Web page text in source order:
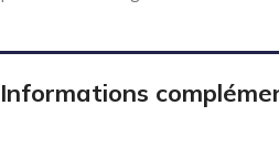
Informations